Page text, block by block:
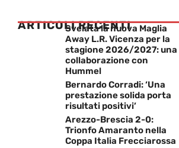
ARTICOLI RECENTI
Svelata la nuova Maglia
Away L.R. Vicenza per la
stagione 2026/2027: una
collaborazione con
Hummel
Bernardo Corradi: ‘Una
prestazione solida porta
risultati positivi’
Arezzo-Brescia 2-0:
Trionfo Amaranto nella
Coppa Italia Frecciarossa